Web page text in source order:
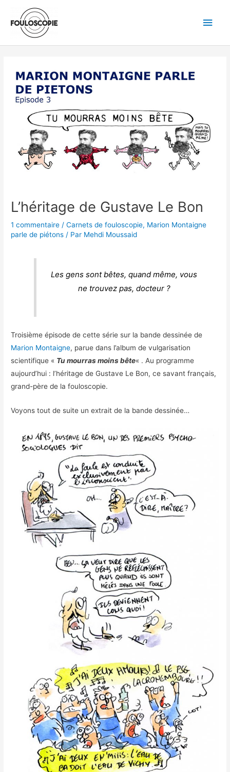
contenu
L’héritage de Gustave Le Bon
1 commentaire /Carnets de fouloscopie, Marion Montaigne
parle de piétons / Par Mehdi Moussaid
Les gens sont bêtes, quand même, vous
ne trouvez pas, docteur ?
Troisième épisode de cette série sur la bande dessinée de
Marion Montaigne, parue dans l’album de vulgarisation
scientifique « Tu mourras moins bête« . Au programme
aujourd’hui : l’héritage de Gustave Le Bon, ce savant français,
grand-père de la fouloscopie.
Voyons tout de suite un extrait de la bande dessinée…
articles